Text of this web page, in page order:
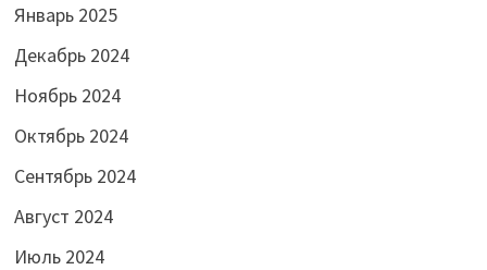
Январь 2025
Декабрь 2024
Ноябрь 2024
Октябрь 2024
Сентябрь 2024
Август 2024
Июль 2024